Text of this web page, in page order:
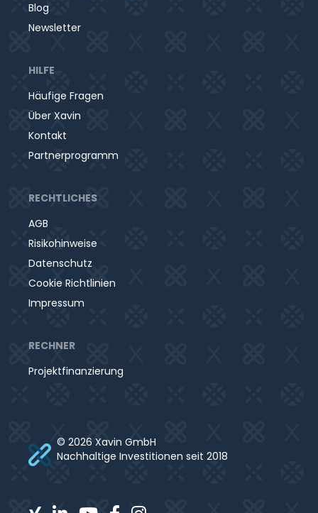
Blog
Newsletter
HILFE
Häufige Fragen
Über Xavin
Kontakt
Partnerprogramm
RECHTLICHES
AGB
Risikohinweise
Datenschutz
Cookie Richtlinien
Impressum
RECHNER
Projektfinanzierung
© 2026 Xavin GmbH
Nachhaltige Investitionen seit 2018